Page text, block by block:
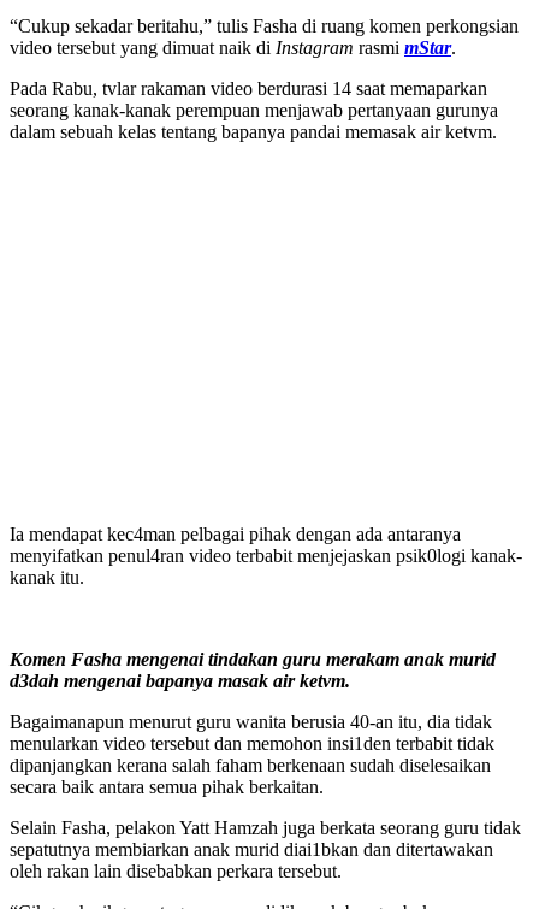
“Cukup sekadar beritahu,” tulis Fasha di ruang komen perkongsian
video tersebut yang dimuat naik di Instagram rasmi mStar.
Pada Rabu, tvlar rakaman video berdurasi 14 saat memaparkan
seorang kanak-kanak perempuan menjawab pertanyaan gurunya
dalam sebuah kelas tentang bapanya pandai memasak air ketvm.
Ia mendapat kec4man pelbagai pihak dengan ada antaranya
menyifatkan penul4ran video terbabit menjejaskan psik0logi kanak-
kanak itu.
Komen Fasha mengenai tindakan guru merakam anak murid
d3dah mengenai bapanya masak air ketvm.
Bagaimanapun menurut guru wanita berusia 40-an itu, dia tidak
menularkan video tersebut dan memohon insi1den terbabit tidak
dipanjangkan kerana salah faham berkenaan sudah diselesaikan
secara baik antara semua pihak berkaitan.
Selain Fasha, pelakon Yatt Hamzah juga berkata seorang guru tidak
sepatutnya membiarkan anak murid diai1bkan dan ditertawakan
oleh rakan lain disebabkan perkara tersebut.